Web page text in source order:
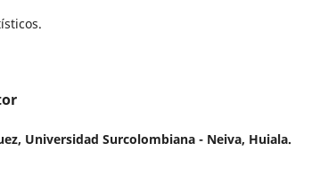
Universidad Surcolombiana - Neiva, Huiala.